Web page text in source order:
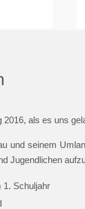
als es uns
und seinem
Jugendlichen
1. Schuljahr